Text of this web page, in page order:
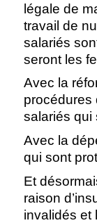
légale de
travail de
salariés
seront les
Avec la
procédures
salariés qui
Avec la
qui sont
Et
raison
invalidés et